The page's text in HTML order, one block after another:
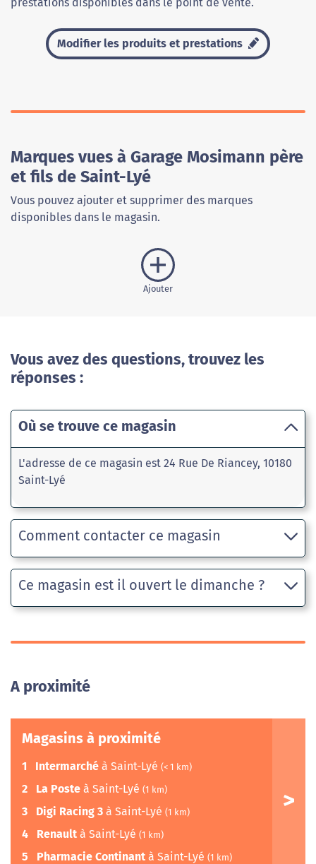
Modifier les produits et prestations
Marques vues à Garage Mosimann père
et fils de Saint-Lyé
Vous pouvez ajouter et supprimer des marques
disponibles dans le magasin.
Ajouter
Vous avez des questions, trouvez les
réponses :
Où se trouve ce magasin
L'adresse de ce magasin est 24 Rue De Riancey, 10180
Saint-Lyé
Comment contacter ce magasin
Ce magasin est il ouvert le dimanche ?
A proximité
Magasins à proximité
1 Intermarché à Saint-Lyé (< 1 km)
2 La Poste à Saint-Lyé (1 km)
3 Digi Racing 3 à Saint-Lyé (1 km)
4 Renault à Saint-Lyé (1 km)
5 Pharmacie Continant à Saint-Lyé (1 km)